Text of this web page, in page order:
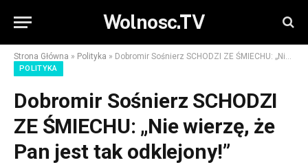
Wolnosc.TV
Strona Główna » Polityka » Dobromir Sośnierz SCHODZI ZE ŚMIECHU: „Nie wierzę, że Pan jest tak odklejony!”
POLITYKA
Dobromir Sośnierz SCHODZI
ZE ŚMIECHU: „Nie wierzę, że
Pan jest tak odklejony!”